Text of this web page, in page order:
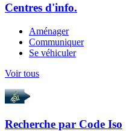
Centres d'info.
Aménager
Communiquer
Se véhiculer
Voir tous
Recherche par Code Iso